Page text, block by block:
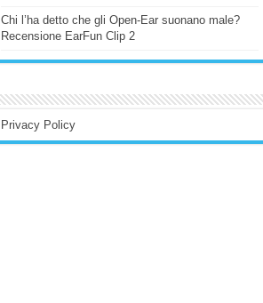
Chi l’ha detto che gli Open-Ear suonano male?
Recensione EarFun Clip 2
Privacy Policy